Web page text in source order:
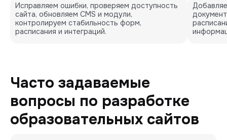
Исправляем ошибки, проверяем доступность
сайта, обновляем CMS и модули,
контролируем стабильность форм,
расписания и интеграций.
Часто задаваемые
вопросы по разработке
образовательных сайтов